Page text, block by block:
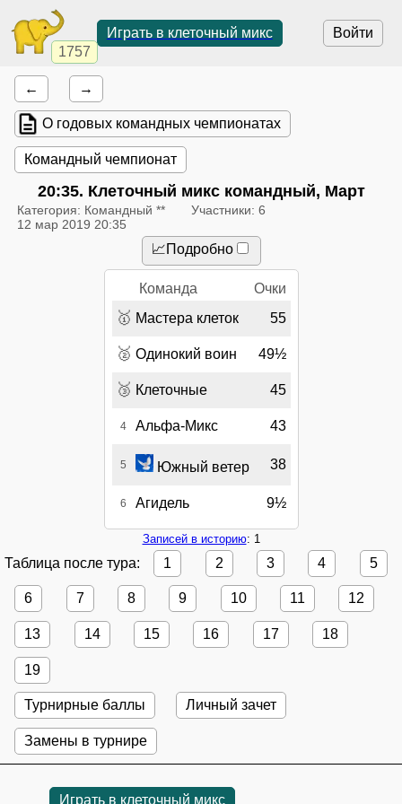
1757
Войти
Играть в клеточный микс
← →
О годовых командных чемпионатах
Командный чемпионат
20:35. Клеточный микс командный, Март
Категория: Командный **
Участники: 6
12 мар 2019 20:35
📈Подробно
Команда Очки
🥇 Мастера клеток 55
🥈 Одинокий воин 49½
🥉 Клеточные 45
4 Альфа-Микс 43
5 Южный ветер 38
6 Агидель 9½
Записей в историю: 1
Таблица после тура: 1 2 3 4 5
6 7 8 9 10 11 12
13 14 15 16 17 18
19
Турнирные баллы Личный зачет
Замены в турнире
Играть в клеточный микс